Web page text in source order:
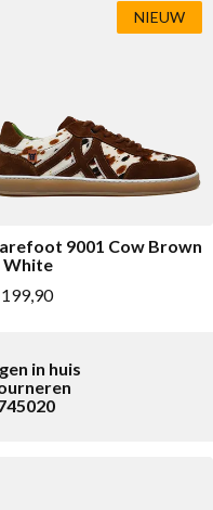
9001 Cow Brown
White
NIEUW
in huis